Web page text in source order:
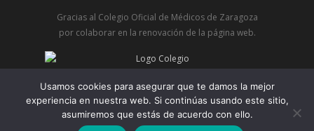
Gracias al Colegio Oficial de Médicos de Zaragoza
por colaborar en la renovación de la página web.
© 2026 Spars | Sociedad de Pediatría de Aragón, Rioja y
Soria.
Usamos cookies para asegurar que te damos la mejor
experiencia en nuestra web. Si continúas usando este sitio,
asumiremos que estás de acuerdo con ello.